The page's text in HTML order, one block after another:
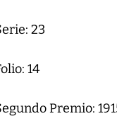
23
14
Premio: